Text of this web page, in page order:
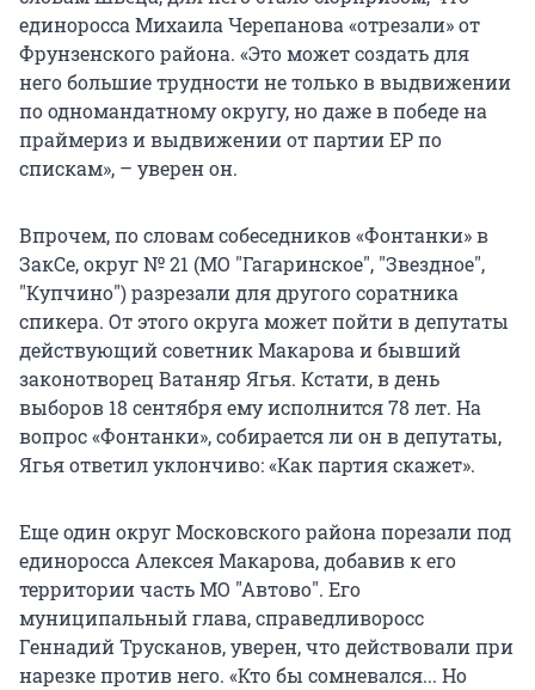
единоросса Михаила Черепанова «отрезали» от
Фрунзенского района. «Это может создать для
него большие трудности не только в выдвижении
по одномандатному округу, но даже в победе на
праймериз и выдвижении от партии ЕР по
спискам», – уверен он.
Впрочем, по словам собеседников «Фонтанки» в
ЗакСе, округ № 21 (МО "Гагаринское", "Звездное",
"Купчино") разрезали для другого соратника
спикера. От этого округа может пойти в депутаты
действующий советник Макарова и бывший
законотворец Ватаняр Ягья. Кстати, в день
выборов 18 сентября ему исполнится 78 лет. На
вопрос «Фонтанки», собирается ли он в депутаты,
Ягья ответил уклончиво: «Как партия скажет».
Еще один округ Московского района порезали под
единоросса Алексея Макарова, добавив к его
территории часть МО "Автово". Его
муниципальный глава, справедливоросс
Геннадий Трусканов, уверен, что действовали при
нарезке против него. «Кто бы сомневался... Но